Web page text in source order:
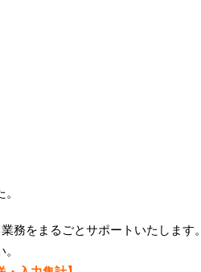
務をまるごとサポートいたします。